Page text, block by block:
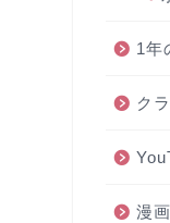
1年
ク
漫